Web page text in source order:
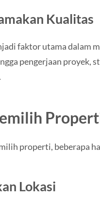
Kualitas
faktor utama dalam
pengerjaan proyek,
properti, beberapa
Lokasi